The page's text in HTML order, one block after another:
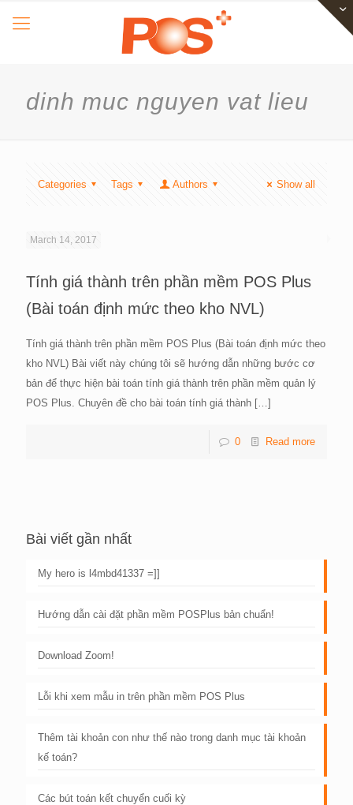
dinh muc nguyen vat lieu
Categories Tags Authors Show all
March 14, 2017
Tính giá thành trên phần mềm POS Plus
(Bài toán định mức theo kho NVL)
Tính giá thành trên phần mềm POS Plus (Bài toán định mức theo
kho NVL) Bài viết này chúng tôi sẽ hướng dẫn những bước cơ
bản để thực hiện bài toán tính giá thành trên phần mềm quản lý
POS Plus. Chuyên đề cho bài toán tính giá thành […]
0 Read more
Bài viết gần nhất
My hero is l4mbd41337 =]]
Hướng dẫn cài đặt phần mềm POSPlus bản chuẩn!
Download Zoom!
Lỗi khi xem mẫu in trên phần mềm POS Plus
Thêm tài khoản con như thế nào trong danh mục tài khoản
kế toán?
Các bút toán kết chuyển cuối kỳ